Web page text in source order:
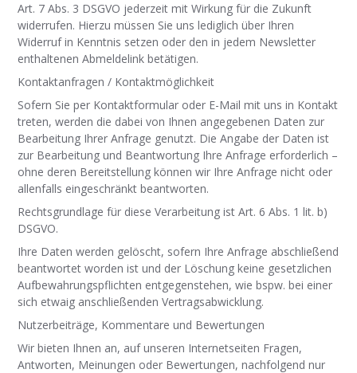
Art. 7 Abs. 3 DSGVO jederzeit mit Wirkung für die Zukunft
widerrufen. Hierzu müssen Sie uns lediglich über Ihren
Widerruf in Kenntnis setzen oder den in jedem Newsletter
enthaltenen Abmeldelink betätigen.
Kontaktanfragen / Kontaktmöglichkeit
Sofern Sie per Kontaktformular oder E-Mail mit uns in Kontakt
treten, werden die dabei von Ihnen angegebenen Daten zur
Bearbeitung Ihrer Anfrage genutzt. Die Angabe der Daten ist
zur Bearbeitung und Beantwortung Ihre Anfrage erforderlich –
ohne deren Bereitstellung können wir Ihre Anfrage nicht oder
allenfalls eingeschränkt beantworten.
Rechtsgrundlage für diese Verarbeitung ist Art. 6 Abs. 1 lit. b)
DSGVO.
Ihre Daten werden gelöscht, sofern Ihre Anfrage abschließend
beantwortet worden ist und der Löschung keine gesetzlichen
Aufbewahrungspflichten entgegenstehen, wie bspw. bei einer
sich etwaig anschließenden Vertragsabwicklung.
Nutzerbeiträge, Kommentare und Bewertungen
Wir bieten Ihnen an, auf unseren Internetseiten Fragen,
Antworten, Meinungen oder Bewertungen, nachfolgend nur